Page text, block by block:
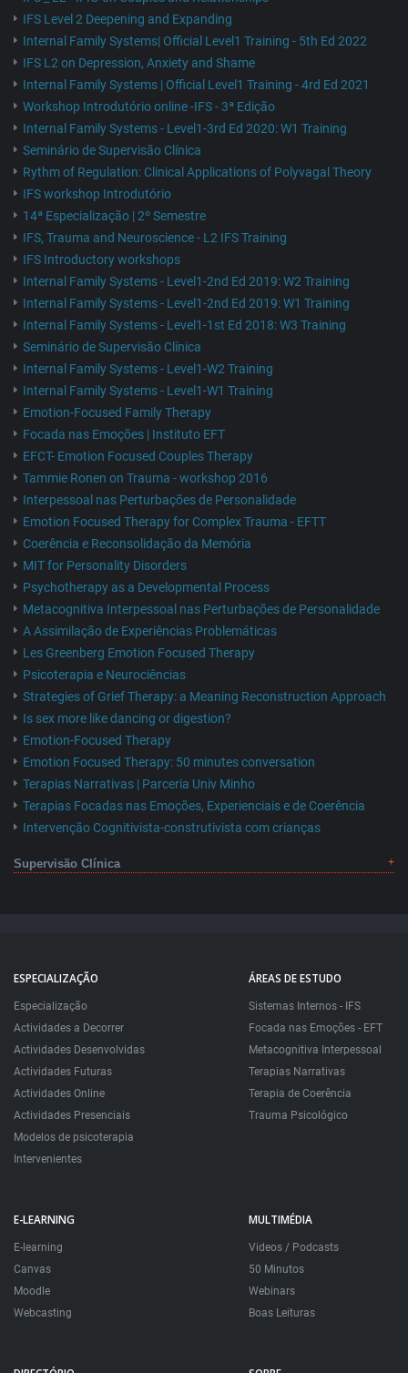
IFS Level 2 Deepening and Expanding
Internal Family Systems| Official Level1 Training - 5th Ed 2022
IFS L2 on Depression, Anxiety and Shame
Internal Family Systems | Official Level1 Training - 4rd Ed 2021
Workshop Introdutório online -IFS - 3ª Edição
Internal Family Systems - Level1-3rd Ed 2020: W1 Training
Seminário de Supervisão Clínica
Rythm of Regulation: Clinical Applications of Polyvagal Theory
IFS workshop Introdutório
14ª Especialização | 2º Semestre
IFS, Trauma and Neuroscience - L2 IFS Training
IFS Introductory workshops
Internal Family Systems - Level1-2nd Ed 2019: W2 Training
Internal Family Systems - Level1-2nd Ed 2019: W1 Training
Internal Family Systems - Level1-1st Ed 2018: W3 Training
Seminário de Supervisão Clínica
Internal Family Systems - Level1-W2 Training
Internal Family Systems - Level1-W1 Training
Emotion-Focused Family Therapy
Focada nas Emoções | Instituto EFT
EFCT- Emotion Focused Couples Therapy
Tammie Ronen on Trauma - workshop 2016
Interpessoal nas Perturbações de Personalidade
Emotion Focused Therapy for Complex Trauma - EFTT
Coerência e Reconsolidação da Memória
MIT for Personality Disorders
Psychotherapy as a Developmental Process
Metacognitiva Interpessoal nas Perturbações de Personalidade
A Assimilação de Experiências Problemáticas
Les Greenberg Emotion Focused Therapy
Psicoterapia e Neurociências
Strategies of Grief Therapy: a Meaning Reconstruction Approach
Is sex more like dancing or digestion?
Emotion-Focused Therapy
Emotion Focused Therapy: 50 minutes conversation
Terapias Narrativas | Parceria Univ Minho
Terapias Focadas nas Emoções, Experienciais e de Coerência
Intervenção Cognitivista-construtivista com crianças
Supervisão Clínica
ESPECIALIZAÇÃO
Especialização
Actividades a Decorrer
Actividades Desenvolvidas
Actividades Futuras
Actividades Online
Actividades Presenciais
Modelos de psicoterapia
Intervenientes
ÁREAS DE ESTUDO
Sistemas Internos - IFS
Focada nas Emoções - EFT
Metacognitiva Interpessoal
Terapias Narrativas
Terapia de Coerência
Trauma Psicológico
E-LEARNING
E-learning
Canvas
Moodle
Webcasting
MULTIMÉDIA
Videos / Podcasts
50 Minutos
Webinars
Boas Leituras